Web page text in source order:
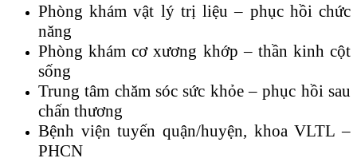
Phòng khám vật lý trị liệu – phục hồi chức
năng
Phòng khám cơ xương khớp – thần kinh cột
sống
Trung tâm chăm sóc sức khỏe – phục hồi sau
chấn thương
Bệnh viện tuyến quận/huyện, khoa VLTL –
PHCN